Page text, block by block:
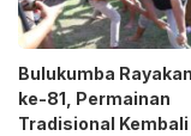
Bulukumba
ke-81, Permainan
Tradisional